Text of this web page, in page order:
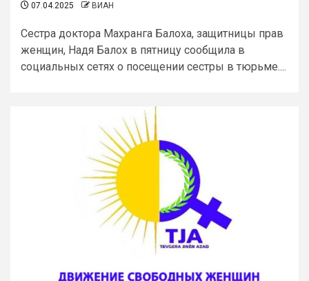
07.04.2025 ВИАН
Сестра доктора Махранга Балоха, защитницы прав
женщин, Надя Балох в пятницу сообщила в
социальных сетях о посещении сестры в тюрьме....